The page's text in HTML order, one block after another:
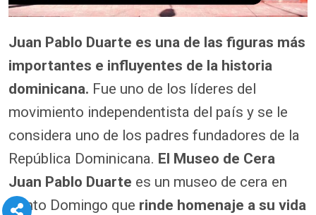
Juan Pablo Duarte es una de las figuras más
importantes e influyentes de la historia
dominicana. Fue uno de los líderes del
movimiento independentista del país y se le
considera uno de los padres fundadores de la
República Dominicana. El Museo de Cera
Juan Pablo Duarte es un museo de cera en
Santo Domingo que rinde homenaje a su vida